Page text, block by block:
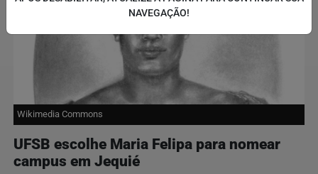
Wikimedia Commons
UFSB escolhe Maria Felipa para nomear
campus em Jequié
NAVEGAÇÃO!